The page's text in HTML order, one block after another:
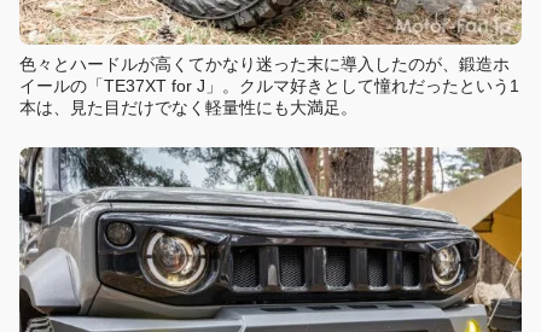
色々とハードルが高くてかなり迷った末に導入したのが、鍛造ホ
イールの「TE37XT for J」。クルマ好きとして憧れだったという1
本は、見た目だけでなく軽量性にも大満足。